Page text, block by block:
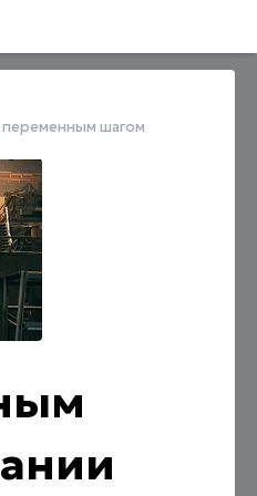
шагом